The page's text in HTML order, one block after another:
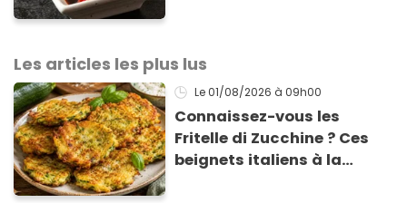
Les articles les plus lus
Le 01/08/2026 à 09h00
Connaissez-vous les
Fritelle di Zucchine ? Ces
beignets italiens à la